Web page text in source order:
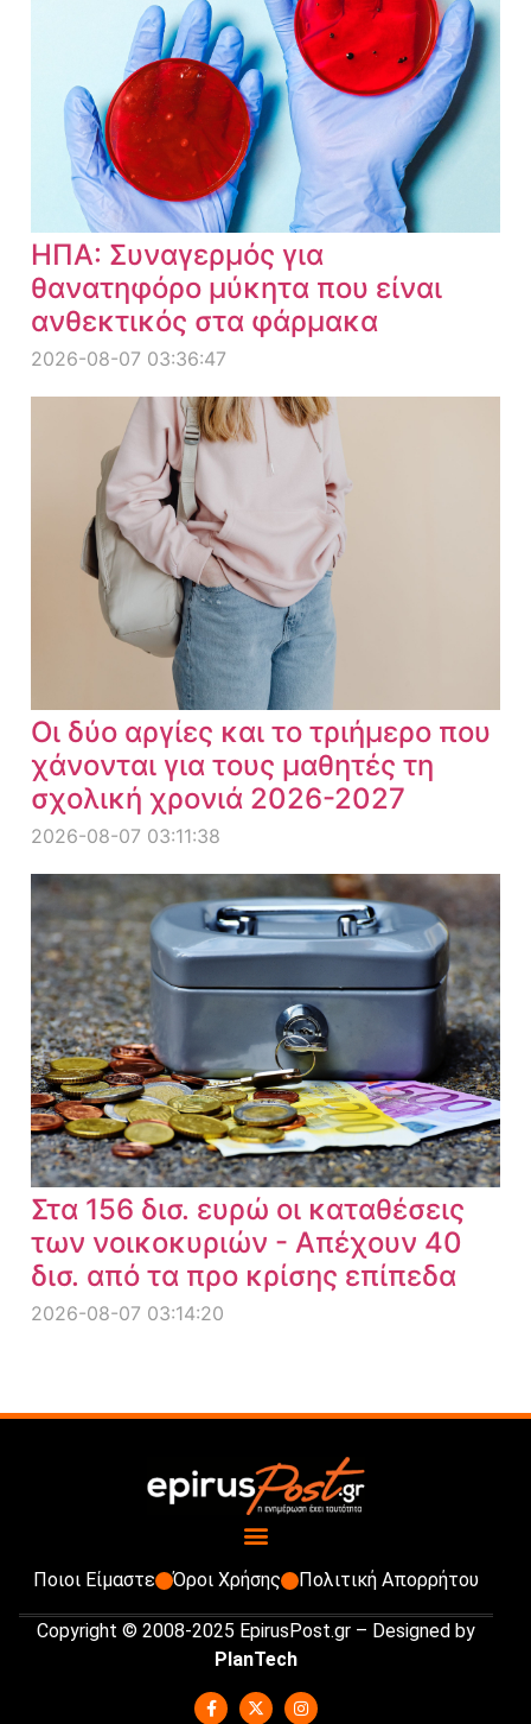
ΗΠΑ: Συναγερμός για
θανατηφόρο μύκητα που είναι
ανθεκτικός στα φάρμακα
2026-08-07 03:36:47
Οι δύο αργίες και το τριήμερο που
χάνονται για τους μαθητές τη
σχολική χρονιά 2026-2027
2026-08-07 03:11:38
Στα 156 δισ. ευρώ οι καταθέσεις
των νοικοκυριών - Απέχουν 40
δισ. από τα προ κρίσης επίπεδα
2026-08-07 03:14:20
Ποιοι Είμαστε Όροι Χρήσης Πολιτική Απορρήτου
Copyright © 2008-2025 EpirusPost.gr – Designed by
PlanTech